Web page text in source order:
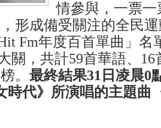
情參與，一票
形成備受關注的全民
Fm年度百首單曲」名
關，共計59首華語、
。 最終結果31日凌晨0
時代》所演唱的主題曲